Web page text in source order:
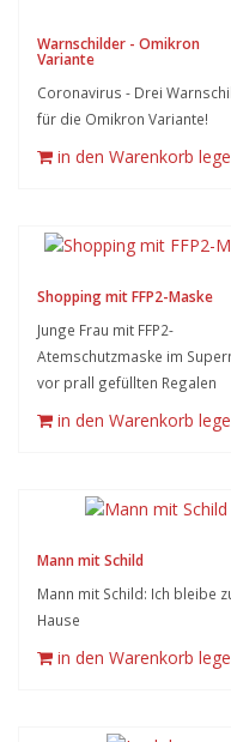
Warnschilder - Omikron
Variante
Coronavirus - Drei
für die Omikron Variante!
in den Warenkorb
Shopping mit FFP2-Maske
Junge Frau mit FFP2-
Atemschutzmaske im
vor prall gefüllten Regalen
in den Warenkorb
Mann mit Schild
Mann mit Schild: Ich bleibe
Hause
in den Warenkorb